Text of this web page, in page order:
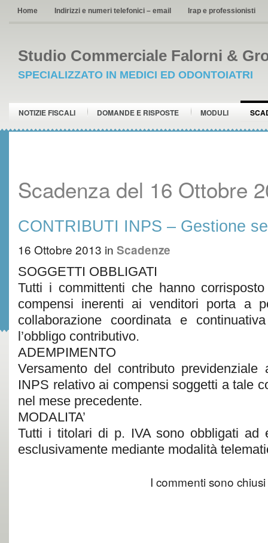
Home Indirizzi e numeri telefonici – email Irap e professionisti
Studio Commerciale Falorni &
SPECIALIZZATO IN MEDICI ED ODONTOIATRI
NOTIZIE FISCALI DOMANDE E RISPOSTE MODULI
Scadenza del 16 Ottobre
CONTRIBUTI INPS – Gestione
16 Ottobre 2013 in Scadenze
SOGGETTI OBBLIGATI
Tutti i committenti che hanno
compensi inerenti ai venditori porta a
collaborazione coordinata e
l’obbligo contributivo.
ADEMPIMENTO
Versamento del contributo previdenziale
INPS relativo ai compensi soggetti a tale
nel mese precedente.
MODALITA’
Tutti i titolari di p. IVA sono obbligati ad
esclusivamente mediante modalità
I commenti sono chiusi